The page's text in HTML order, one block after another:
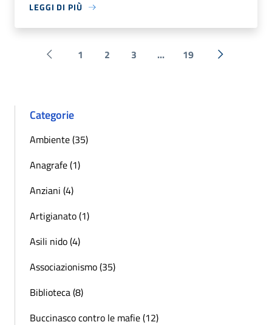
LEGGI DI PIÙ
Pagina precedente
1 2 3 ... 19 Successiva
Categorie
Ambiente (35)
Anagrafe (1)
Anziani (4)
Artigianato (1)
Asili nido (4)
Associazionismo (35)
Biblioteca (8)
Buccinasco contro le mafie (12)